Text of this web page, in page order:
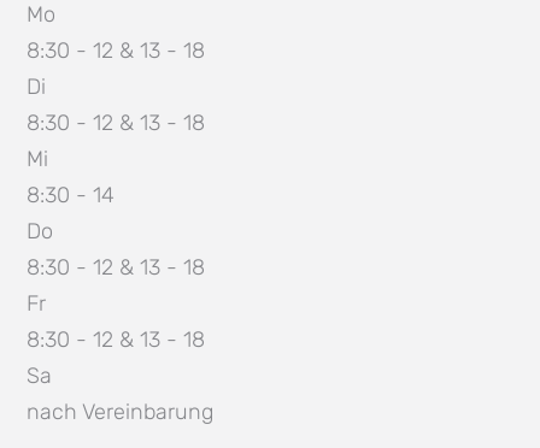
Mo
8:30 - 12 & 13 - 18
Di
8:30 - 12 & 13 - 18
Mi
8:30 - 14
Do
8:30 - 12 & 13 - 18
Fr
8:30 - 12 & 13 - 18
Sa
nach Vereinbarung